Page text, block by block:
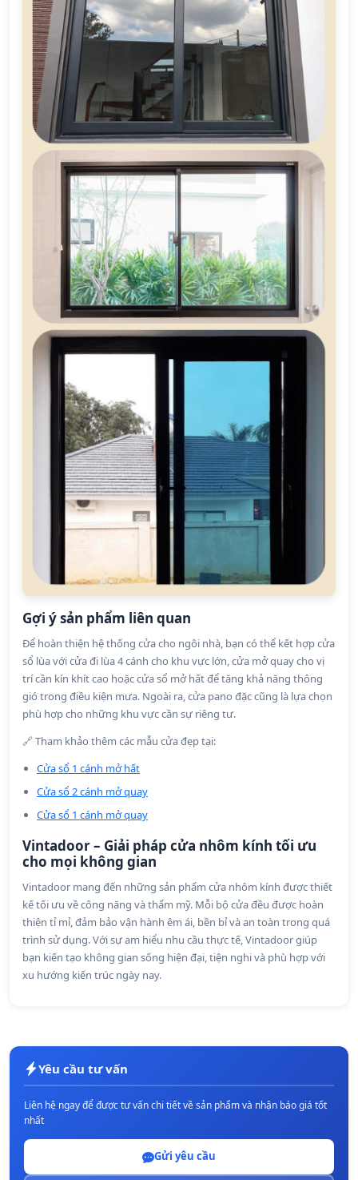
Gợi ý sản phẩm liên quan
Để hoàn thiện hệ thống cửa cho ngôi nhà, bạn có thể kết hợp cửa
sổ lùa với cửa đi lùa 4 cánh cho khu vực lớn, cửa mở quay cho vị
trí cần kín khít cao hoặc cửa sổ mở hất để tăng khả năng thông
gió trong điều kiện mưa. Ngoài ra, cửa pano đặc cũng là lựa chọn
phù hợp cho những khu vực cần sự riêng tư.
🔗 Tham khảo thêm các mẫu cửa đẹp tại:
Cửa sổ 1 cánh mở hất
Cửa sổ 2 cánh mở quay
Cửa sổ 1 cánh mở quay
Vintadoor – Giải pháp cửa nhôm kính tối ưu
cho mọi không gian
Vintadoor mang đến những sản phẩm cửa nhôm kính được thiết
kế tối ưu về công năng và thẩm mỹ. Mỗi bộ cửa đều được hoàn
thiện tỉ mỉ, đảm bảo vận hành êm ái, bền bỉ và an toàn trong quá
trình sử dụng. Với sự am hiểu nhu cầu thực tế, Vintadoor giúp
bạn kiến tạo không gian sống hiện đại, tiện nghi và phù hợp với
xu hướng kiến trúc ngày nay.
Yêu cầu tư vấn
Liên hệ ngay để được tư vấn chi tiết về sản phẩm và nhận báo giá tốt
nhất
Gửi yêu cầu